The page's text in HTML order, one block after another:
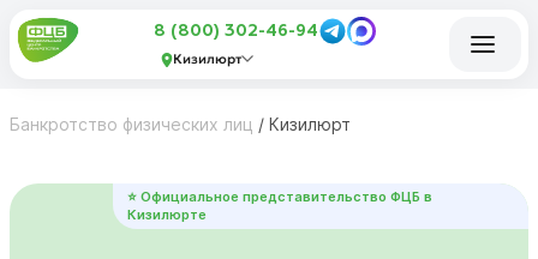
8 (800) 302-46-94
Кизилюрт
Банкротство физических лиц / Кизилюрт
⭐ Официальное представительство ФЦБ в
Кизилюрте